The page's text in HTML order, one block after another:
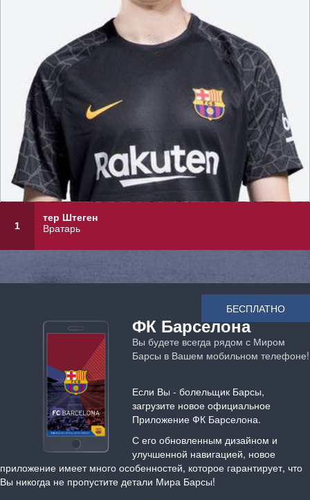
1
тер Штеген
Вратарь
ФК Барселона
Вы будете всегда рядом с Миром
Барсы в Вашем мобильном телефоне!
Если Вы - болельщик Барсы,
загрузите новое официальное
Приложение ФК Барселона.
С его обновленным дизайном и
улучшенной навигацией, новое
приложение имеет много особенностей, которое гарантирует, что
Вы никогда не пропустите детали Мира Барсы!
БЕСПЛАТНО